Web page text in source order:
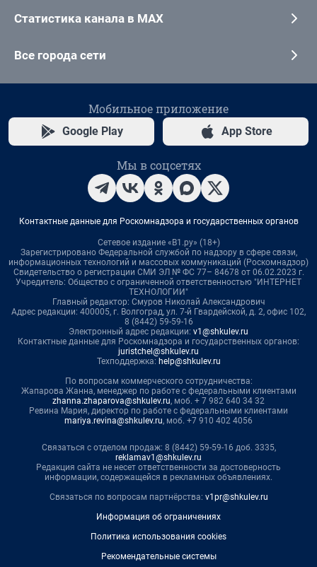
Статистика канала в MAX
Все города сети
Мобильное приложение
Google Play App Store
Мы в соцсетях
Контактные данные для Роскомнадзора и государственных органов
Сетевое издание «В1.ру» (18+)
Зарегистрировано Федеральной службой по надзору в сфере связи,
информационных технологий и массовых коммуникаций (Роскомнадзор)
Свидетельство о регистрации СМИ ЭЛ № ФС 77– 84678 от 06.02.2023 г.
Учредитель: Общество с ограниченной ответственностью "ИНТЕРНЕТ
ТЕХНОЛОГИИ"
Главный редактор: Смуров Николай Александрович
Адрес редакции: 400005, г. Волгоград, ул. 7-й Гвардейской, д. 2, офис 102,
8 (8442) 59-59-16
Электронный адрес редакции: v1@shkulev.ru
Контактные данные для Роскомнадзора и государственных органов:
juristchel@shkulev.ru
Техподдержка: help@shkulev.ru
По вопросам коммерческого сотрудничества:
Жапарова Жанна, менеджер по работе с федеральными клиентами
zhanna.zhaparova@shkulev.ru, моб. + 7 982 640 34 32
Ревина Мария, директор по работе с федеральными клиентами
mariya.revina@shkulev.ru, моб. +7 910 402 4056
Связаться с отделом продаж: 8 (8442) 59-59-16 доб. 3335,
reklamav1@shkulev.ru
Редакция сайта не несет ответственности за достоверность
информации, содержащейся в рекламных объявлениях.
Связаться по вопросам партнёрства: v1pr@shkulev.ru
Информация об ограничениях
Политика использования cookies
Рекомендательные системы